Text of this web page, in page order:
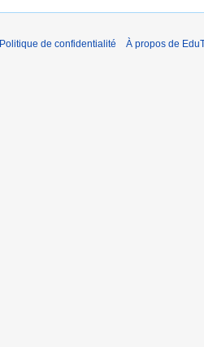
Politique de confidentialité À propos de